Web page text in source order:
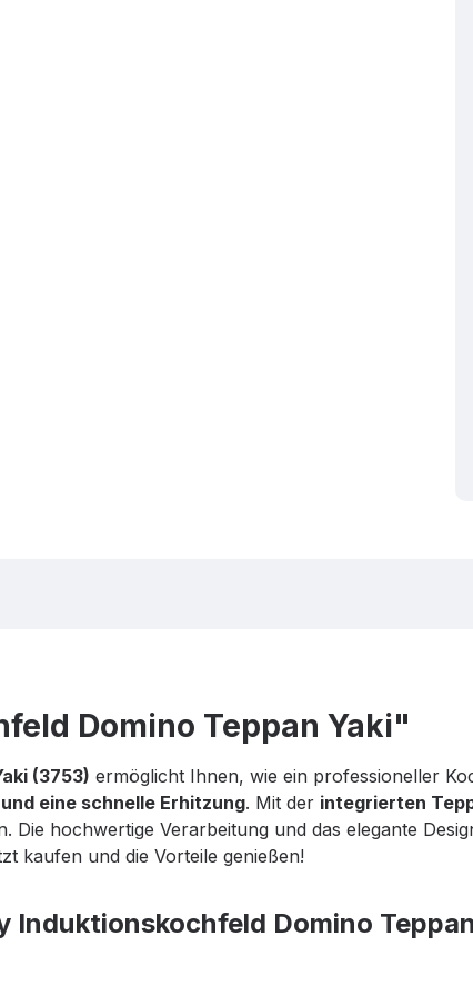
Domino Teppan Yaki"
(3753) ermöglicht Ihnen, wie ein professioneller
eine schnelle Erhitzung. Mit der integrierten
Die hochwertige Verarbeitung und das elegante
kaufen und die Vorteile genießen!
Induktionskochfeld Domino